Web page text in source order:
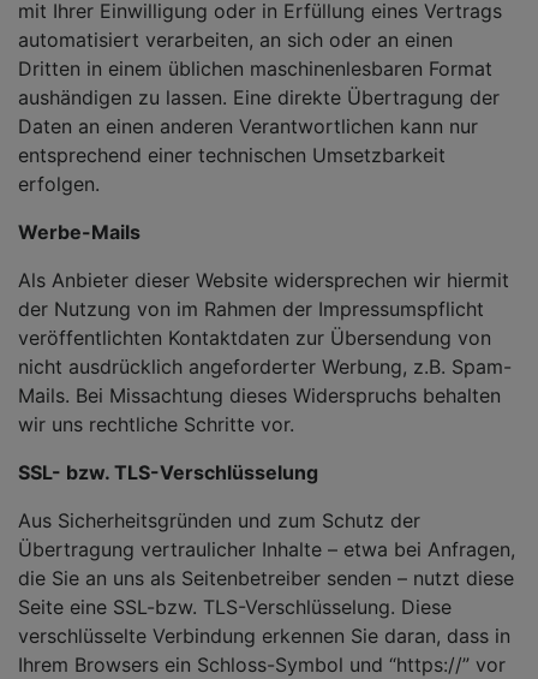
mit Ihrer Einwilligung oder in Erfüllung eines Vertrags
automatisiert verarbeiten, an sich oder an einen
Dritten in einem üblichen maschinenlesbaren Format
aushändigen zu lassen. Eine direkte Übertragung der
Daten an einen anderen Verantwortlichen kann nur
entsprechend einer technischen Umsetzbarkeit
erfolgen.
Werbe-Mails
Als Anbieter dieser Website widersprechen wir hiermit
der Nutzung von im Rahmen der Impressumspflicht
veröffentlichten Kontaktdaten zur Übersendung von
nicht ausdrücklich angeforderter Werbung, z.B. Spam-
Mails. Bei Missachtung dieses Widerspruchs behalten
wir uns rechtliche Schritte vor.
SSL- bzw. TLS-Verschlüsselung
Aus Sicherheitsgründen und zum Schutz der
Übertragung vertraulicher Inhalte – etwa bei Anfragen,
die Sie an uns als Seitenbetreiber senden – nutzt diese
Seite eine SSL-bzw. TLS-Verschlüsselung. Diese
verschlüsselte Verbindung erkennen Sie daran, dass in
Ihrem Browsers ein Schloss-Symbol und “https://” vor